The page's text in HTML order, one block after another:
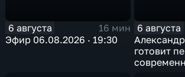
6 августа
16 мин
Эфир 06.08.2026 · 19:30
6 августа
готовит